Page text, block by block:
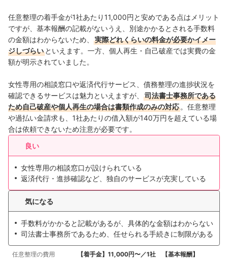
任意整理の着手金が1社あたり11,000円と安めである点はメリット
ですが、基本報酬の記載がないうえ、別途かかるとされる手数料
の金額はわからないため、
実際どれくらいの料金が必要かイメー
ジしづらい といえます。一方、個人再生・自己破産では実費の金
額が明示されていました。
女性専用の相談窓口や返済代行サービス、債務整理の進捗状況を
確認できるサービスは魅力といえますが、
司法書士事務所である
ため自己破産や個人再生の場合は書類作成のみの対応。任意整理
や過払い金請求も、1社あたりの借入額が140万円を超えている場
合は依頼できないため注意が必要です。
良い
女性専用の相談窓口が設けられている
返済代行・進捗確認など、独自のサービスが充実している
気になる
手数料がかかると記載があるが、具体的な金額はわからない
司法書士事務所であるため、任せられる手続きに制限がある
任意整理の費用
【着手金】11,000円〜／1社 【基本報酬】